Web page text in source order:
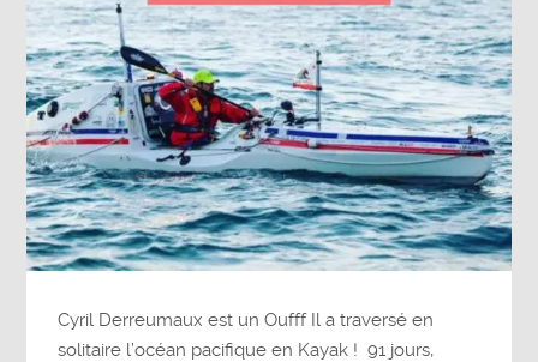
Cyril Derreumaux est un Oufff Il a traversé en
solitaire l’océan pacifique en Kayak ! 91 jours,